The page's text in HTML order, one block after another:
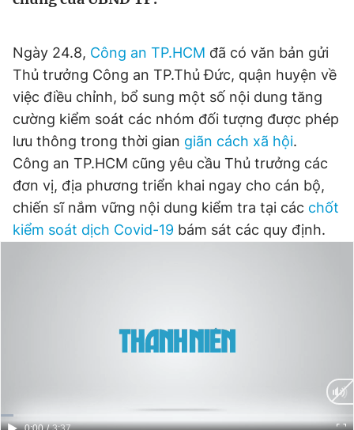
Thông tin tòa soạn Liên hệ quảng cáo
Đọc Thanh Niên trên điện thoại
0908 780 404
Chính sách bảo
Tổng biên tập: Nguyễn Ngọc Toàn
Phó tổng biên tập thường trực: Hải Thành
Ngày 24.8, Công an TP.HCM đã có văn bản gửi
Thủ trưởng Công an TP.Thủ Đức, quận huyện về
việc điều chỉnh, bổ sung một số nội dung tăng
cường kiểm soát các nhóm đối tượng được phép
lưu thông trong thời gian giãn cách xã hội.
Công an TP.HCM cũng yêu cầu Thủ trưởng các
đơn vị, địa phương triển khai ngay cho cán bộ,
chiến sĩ nắm vững nội dung kiểm tra tại các chốt
kiểm soát dịch Covid-19 bám sát các quy định.